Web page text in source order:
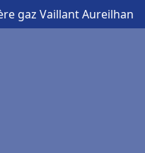
gaz Vaillant Aureilhan